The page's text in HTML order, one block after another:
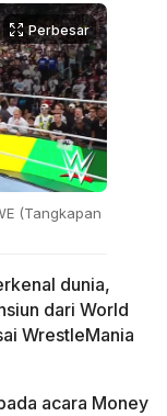
Perbesar
(Tangkapan
dunia,
dari World
WrestleMania
acara Money